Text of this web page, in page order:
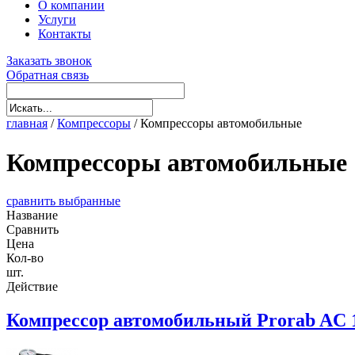
О компании
Услуги
Контакты
Заказать звонок
Обратная связь
главная /Компрессоры /Компрессоры автомобильные
Компрессоры автомобильные
сравнить выбранные
Название
Сравнить
Цена
Кол-во
шт.
Действие
Компрессор автомобильный Prorab AC